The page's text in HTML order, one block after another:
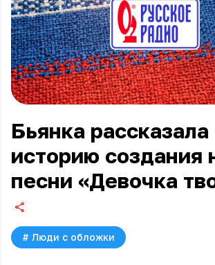
Бьянка рассказала
историю создания
песни «‎Девочка
# Люди с обложки